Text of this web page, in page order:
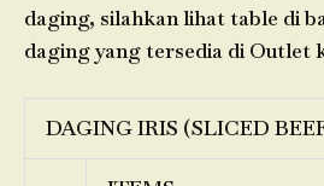
daging, silahkan lihat table di
daging yang tersedia di Outlet
DAGING IRIS (SLICED